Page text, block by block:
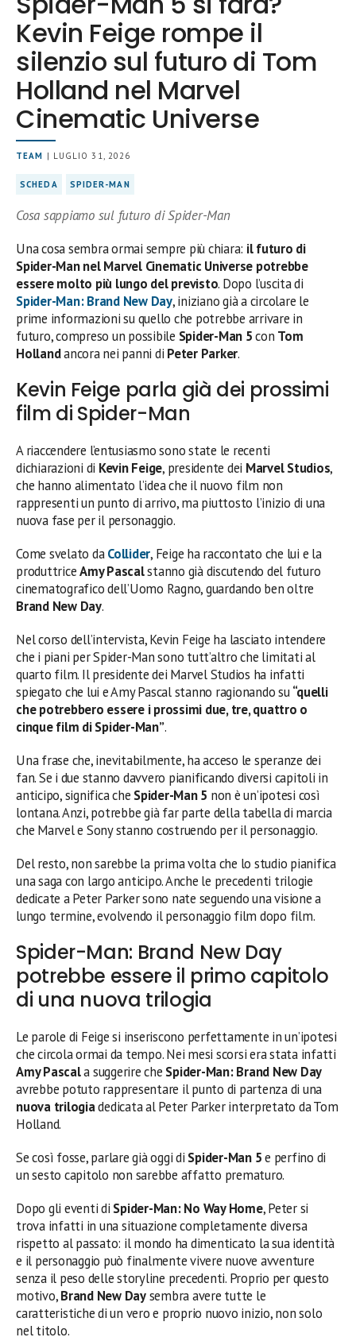
Kevin Feige rompe il
silenzio sul futuro di Tom
Holland nel Marvel
Cinematic Universe
TEAM | LUGLIO 31, 2026
SCHEDA SPIDER-MAN
Cosa sappiamo sul futuro di Spider-Man
Una cosa sembra ormai sempre più chiara: il futuro di
Spider-Man nel Marvel Cinematic Universe potrebbe
essere molto più lungo del previsto. Dopo l’uscita di
Spider-Man: Brand New Day, iniziano già a circolare le
prime informazioni su quello che potrebbe arrivare in
futuro, compreso un possibile Spider-Man 5con Tom
Hollandancora nei panni di Peter Parker.
Kevin Feige parla già dei prossimi
film di Spider-Man
A riaccendere l’entusiasmo sono state le recenti
dichiarazioni di Kevin Feige, presidente dei Marvel Studios,
che hanno alimentato l’idea che il nuovo film non
rappresenti un punto di arrivo, ma piuttosto l’inizio di una
nuova fase per il personaggio.
Come svelato daCollider, Feige ha raccontato che lui e la
produttriceAmy Pascalstanno già discutendo del futuro
cinematografico dell’Uomo Ragno, guardando ben oltre
Brand New Day.
Nel corso dell’intervista, Kevin Feige ha lasciato intendere
che i piani per Spider-Man sono tutt’altro che limitati al
quarto film. Il presidente dei Marvel Studios ha infatti
spiegato che lui e Amy Pascal stanno ragionando su“quelli
che potrebbero essere i prossimi due, tre, quattro o
cinque film di Spider-Man”.
Una frase che, inevitabilmente, ha acceso le speranze dei
fan. Se i due stanno davvero pianificando diversi capitoli in
anticipo, significa che Spider-Man 5 non è un’ipotesi così
lontana. Anzi, potrebbe già far parte della tabella di marcia
che Marvel e Sony stanno costruendo per il personaggio.
Del resto, non sarebbe la prima volta che lo studio pianifica
una saga con largo anticipo. Anche le precedenti trilogie
dedicate a Peter Parker sono nate seguendo una visione a
lungo termine, evolvendo il personaggio film dopo film.
Spider-Man: Brand New Day
potrebbe essere il primo capitolo
di una nuova trilogia
Le parole di Feige si inseriscono perfettamente in un’ipotesi
che circola ormai da tempo. Nei mesi scorsi era stata infatti
Amy Pascala suggerire che Spider-Man: Brand New Day
avrebbe potuto rappresentare il punto di partenza di una
nuova trilogiadedicata al Peter Parker interpretato da Tom
Holland.
Se così fosse, parlare già oggi di Spider-Man 5e perfino di
un sesto capitolo non sarebbe affatto prematuro.
Dopo gli eventi di Spider-Man: No Way Home, Peter si
trova infatti in una situazione completamente diversa
rispetto al passato: il mondo ha dimenticato la sua identità
e il personaggio può finalmente vivere nuove avventure
senza il peso delle storyline precedenti. Proprio per questo
motivo,Brand New Daysembra avere tutte le
caratteristiche di un vero e proprio nuovo inizio, non solo
nel titolo.